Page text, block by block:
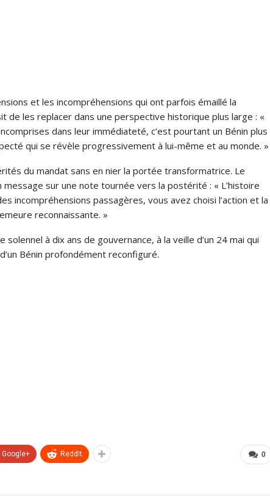
et les incompréhensions qui ont parfois émaillé la
de les replacer dans une perspective historique plus large : «
dans leur immédiateté, c’est pourtant un Bénin plus
qui se révèle progressivement à lui-même et au monde. »
du mandat sans en nier la portée transformatrice. Le
message sur une note tournée vers la postérité : « L’histoire
incompréhensions passagères, vous avez choisi l’action et la
reconnaissante. »
à dix ans de gouvernance, à la veille d’un 24 mai qui
Bénin profondément reconfiguré.
0
Google+ ReddIt